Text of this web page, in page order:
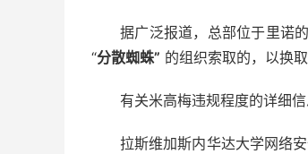
据广泛报道，总部位于里诺
“分散蜘蛛” 的组织索取的，以换
有关米高梅违规程度的详细
拉斯维加斯内华达大学网络